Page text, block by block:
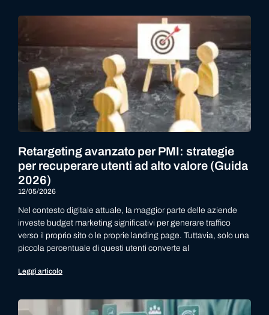
Retargeting avanzato per PMI: strategie
per recuperare utenti ad alto valore (Guida
2026)
12/05/2026
Nel contesto digitale attuale, la maggior parte delle aziende
investe budget marketing significativi per generare traffico
verso il proprio sito o le proprie landing page. Tuttavia, solo una
piccola percentuale di questi utenti converte al
Leggi articolo